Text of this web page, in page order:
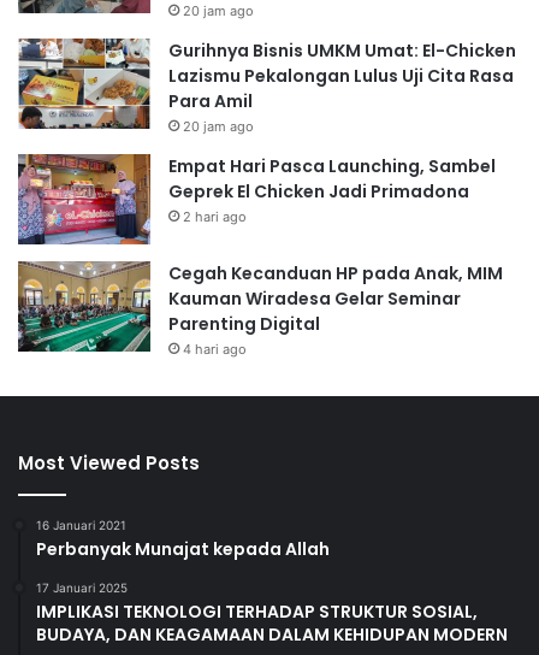
20 jam ago
Gurihnya Bisnis UMKM Umat: El-Chicken
Lazismu Pekalongan Lulus Uji Cita Rasa
Para Amil
20 jam ago
Empat Hari Pasca Launching, Sambel
Geprek El Chicken Jadi Primadona
2 hari ago
Cegah Kecanduan HP pada Anak, MIM
Kauman Wiradesa Gelar Seminar
Parenting Digital
4 hari ago
Most Viewed Posts
16 Januari 2021
Perbanyak Munajat kepada Allah
17 Januari 2025
IMPLIKASI TEKNOLOGI TERHADAP STRUKTUR SOSIAL,
BUDAYA, DAN KEAGAMAAN DALAM KEHIDUPAN MODERN